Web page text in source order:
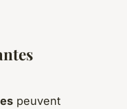
peuvent